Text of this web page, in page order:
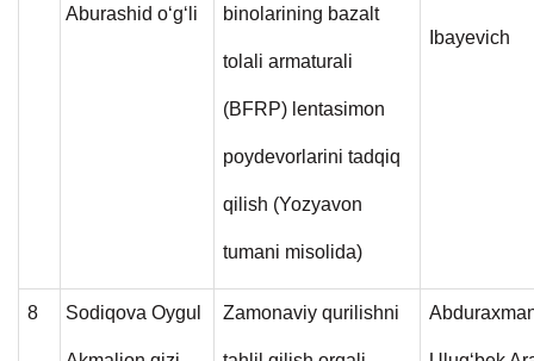
Aburashid o‘g‘li binolarining bazalt
tolali armaturali
(BFRP) lentasimon
poydevorlarini tadqiq
qilish (Yozyavon
tumani misolida)
Ibayevich
8 Sodiqova Oygul Zamonaviy qurilishni